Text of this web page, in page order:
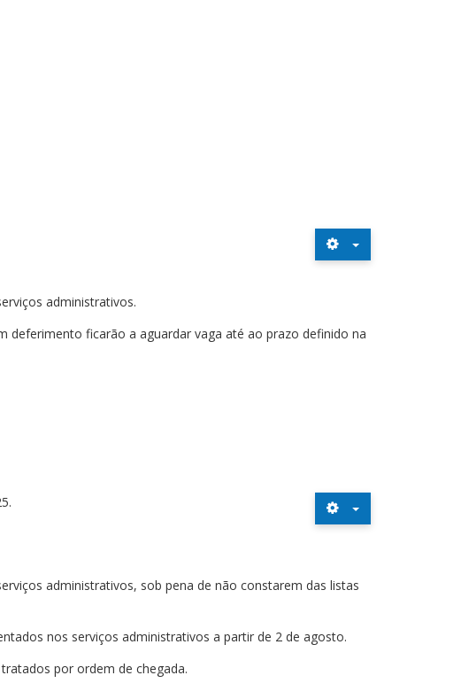
administrativos.
deferimento ficarão a aguardar vaga até ao prazo definido na
administrativos, sob pena de não constarem das listas
nos serviços administrativos a partir de 2 de agosto.
por ordem de chegada.